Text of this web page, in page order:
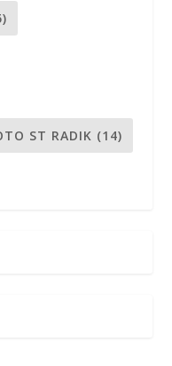
ST RADIK (14)